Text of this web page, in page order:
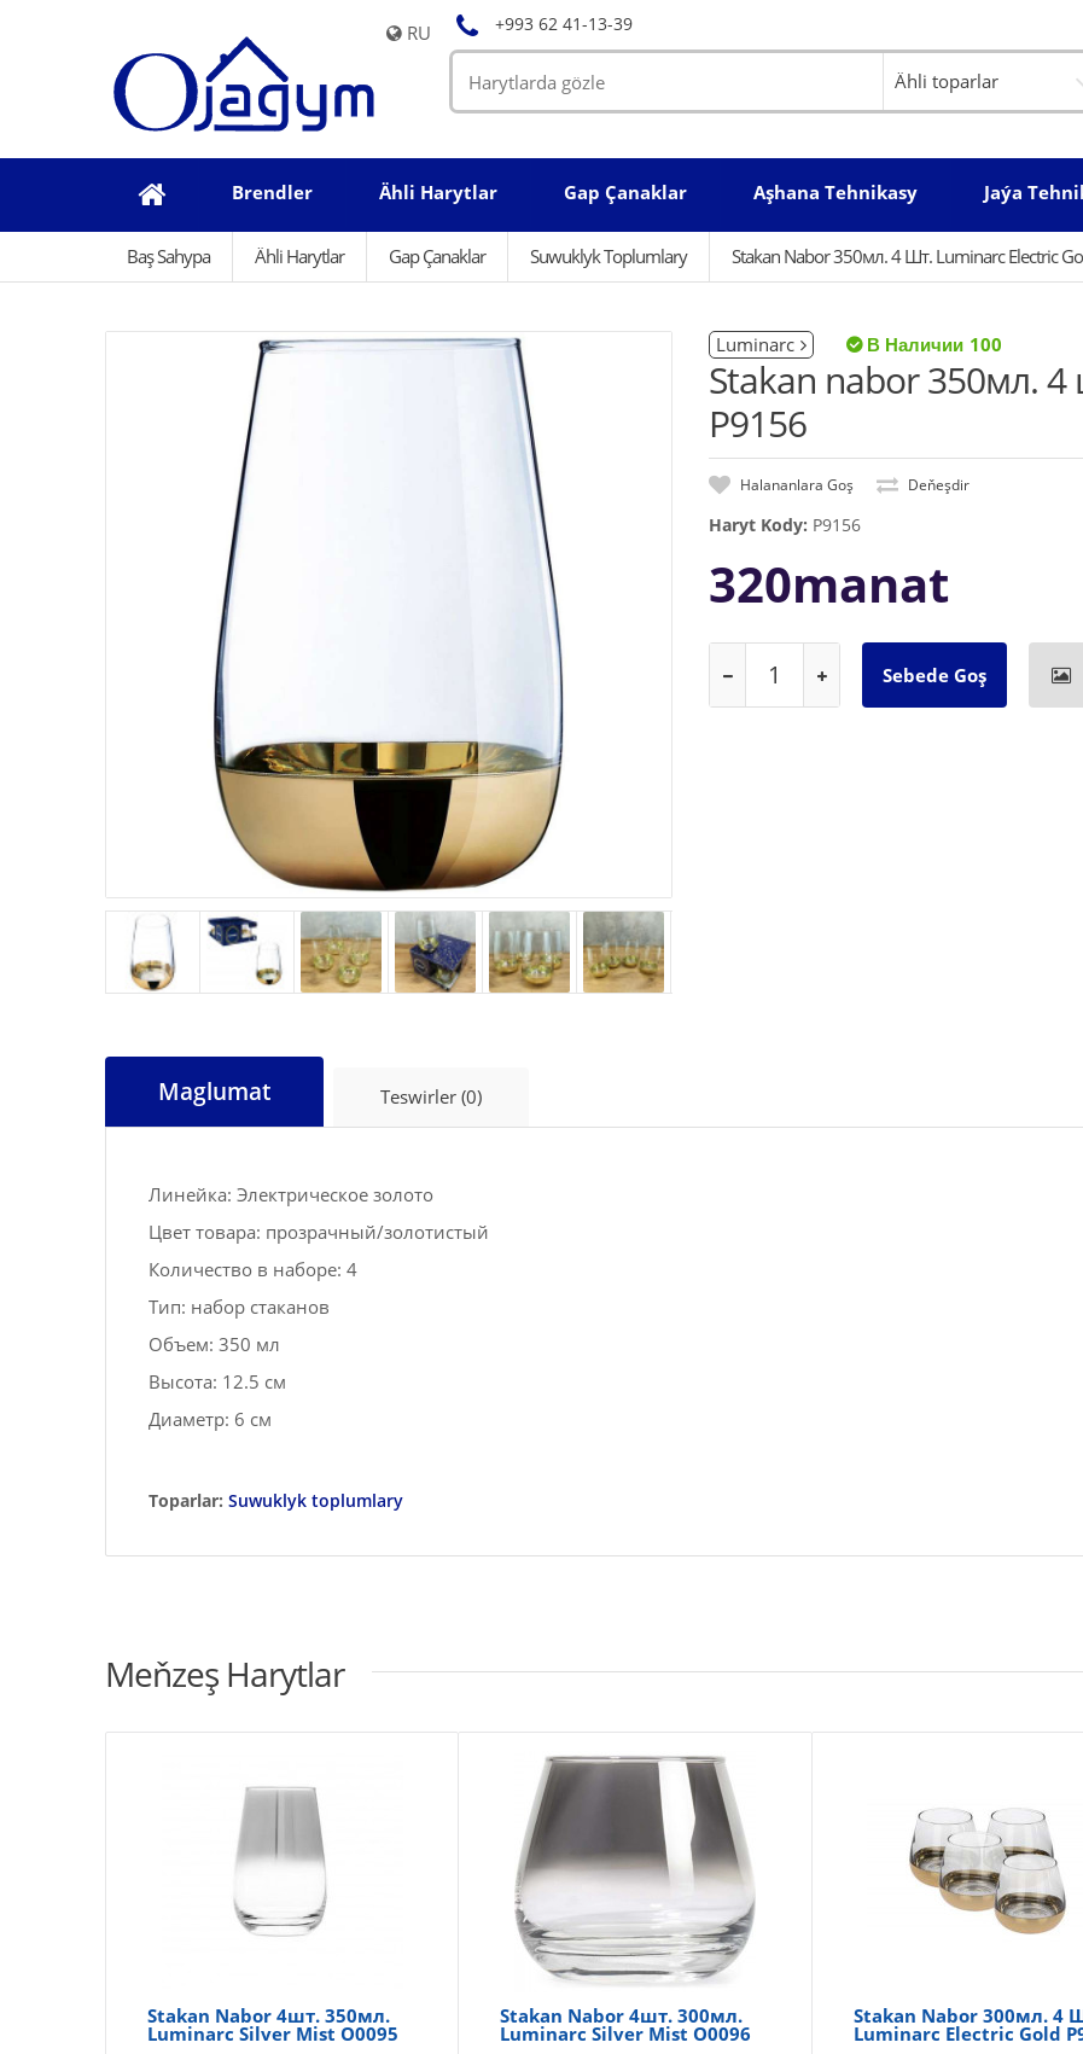
RU +993 62 41-13-39
Brendler Ähli Harytlar Gap Çanaklar Aşhana Tehnikasy Jaýa
Baş Sahypa Ähli Harytlar Gap Çanaklar Suwuklyk Toplumlary Stakan Nabor 350мл. 4 Шт. Luminarc Electric
Luminarc 100
Stakan nabor 350мл.
P9156
Halananlara Goş Deňeşdir
Haryt Kody: P9156
320manat
Maglumat Teswirler (0)
Линейка: Электрическое золото
Цвет товара: прозрачный/золотистый
Количество в наборе: 4
Тип: набор стаканов
Объем: 350 мл
Высота: 12.5 см
Диаметр: 6 см
Toparlar: Suwuklyk toplumlary
Meňzeş Harytlar
Stakan Nabor 4шт. 350мл.
Luminarc Silver Mist O0095
Stakan Nabor 4шт. 300мл.
Luminarc Silver Mist O0096
Stakan Nabor 300мл. 4
Luminarc Electric Gold